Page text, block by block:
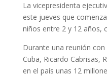
La vicepresidenta
este jueves que
niños entre 2 y 12 años,
Durante una reunión
Cuba, Ricardo Cabrisas,
en el país unas 12